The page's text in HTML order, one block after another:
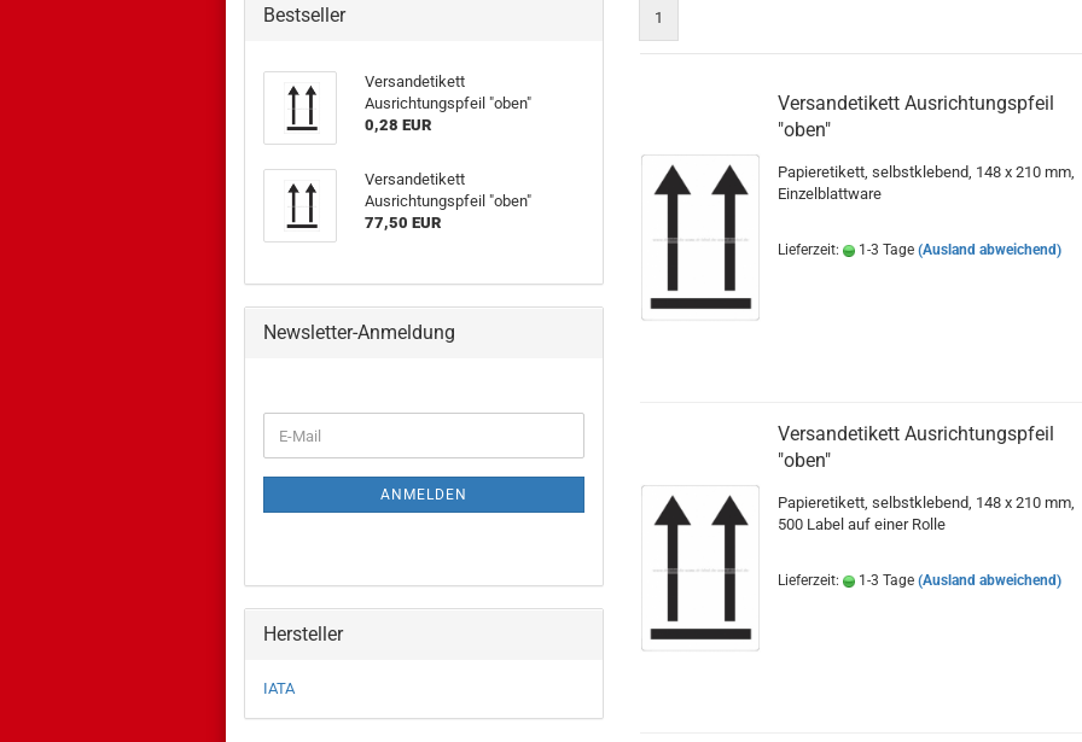
1
Versandetikett Ausrichtungspfeil
"oben"
Papieretikett, selbstklebend, 148 x 210 mm,
Einzelblattware
Lieferzeit: 1-3 Tage (Ausland abweichend)
Versandetikett Ausrichtungspfeil
"oben"
Papieretikett, selbstklebend, 148 x 210 mm,
500 Label auf einer Rolle
Lieferzeit: 1-3 Tage (Ausland abweichend)
Bestseller
Versandetikett
Ausrichtungspfeil "oben"
0,28 EUR
Versandetikett
Ausrichtungspfeil "oben"
77,50 EUR
Newsletter-Anmeldung
ZUR
E-
Mail
ANMELDEN
Hersteller
IATA